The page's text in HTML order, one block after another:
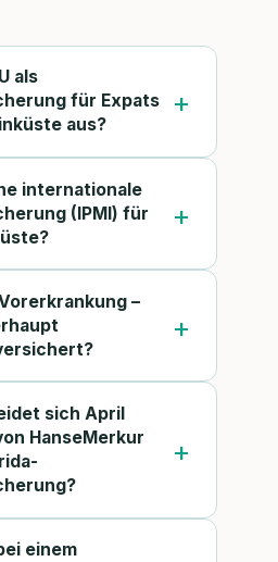
als
für Expats
aus?
internationale
(IPMI) für
–
sich April
HanseMerkur
einem